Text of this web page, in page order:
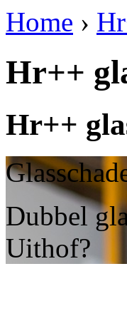
Home ›
Hr++
Hr++
Dubbel
Uithof?